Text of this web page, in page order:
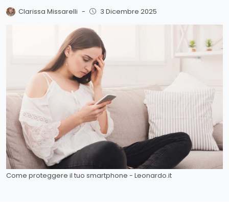
Clarissa Missarelli - 3 Dicembre 2025
Come proteggere il tuo smartphone - Leonardo.it